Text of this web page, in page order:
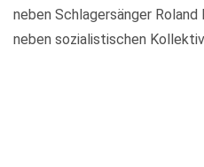
neben Schlagersänger Roland
neben sozialistischen